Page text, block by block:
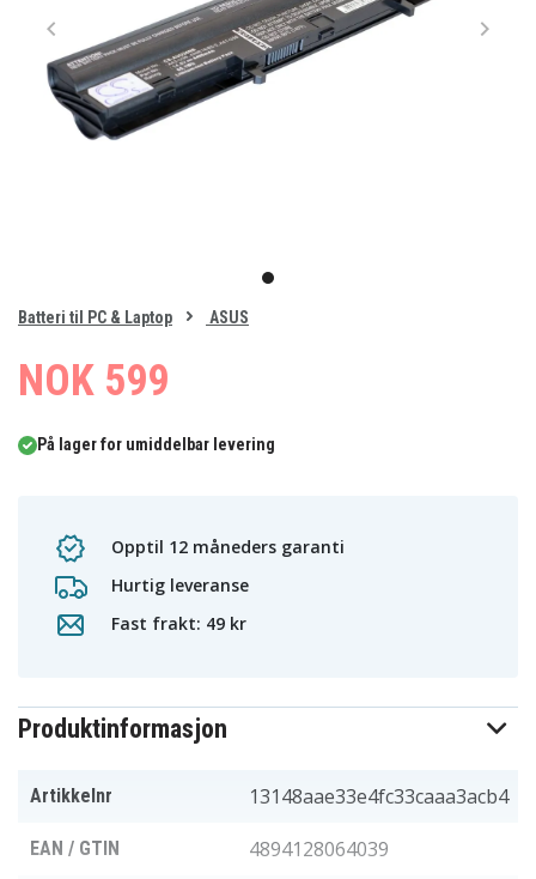
item
of
Batteri til PC & Laptop ASUS
NOK 599
På lager for umiddelbar levering
Opptil 12 måneders garanti
Hurtig leveranse
Fast frakt: 49 kr
Produktinformasjon
Artikkelnr 13148aae33e4fc33caaa3acb4
EAN / GTIN 4894128064039